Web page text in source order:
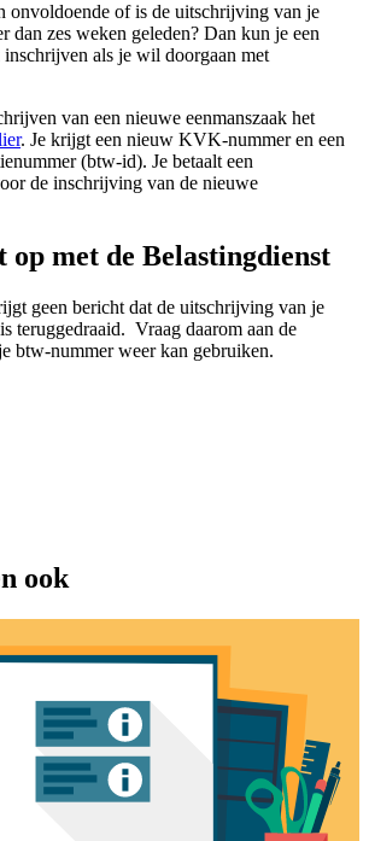
onvoldoende of is de uitschrijving van je
dan zes weken geleden? Dan kun je een
inschrijven als je wil doorgaan met
van een nieuwe eenmanszaak het
. Je krijgt een nieuw KVK-nummeren een
(btw-id). Je betaalt een
de inschrijving van de nieuwe
op met de Belastingdienst
geen bericht dat de uitschrijving van je
teruggedraaid. Vraag daarom aan de
btw-nummer weer kan gebruiken.
(opent nieuw venster)
nieuw venster)
(opent WhatsApp)
email programma)
ook